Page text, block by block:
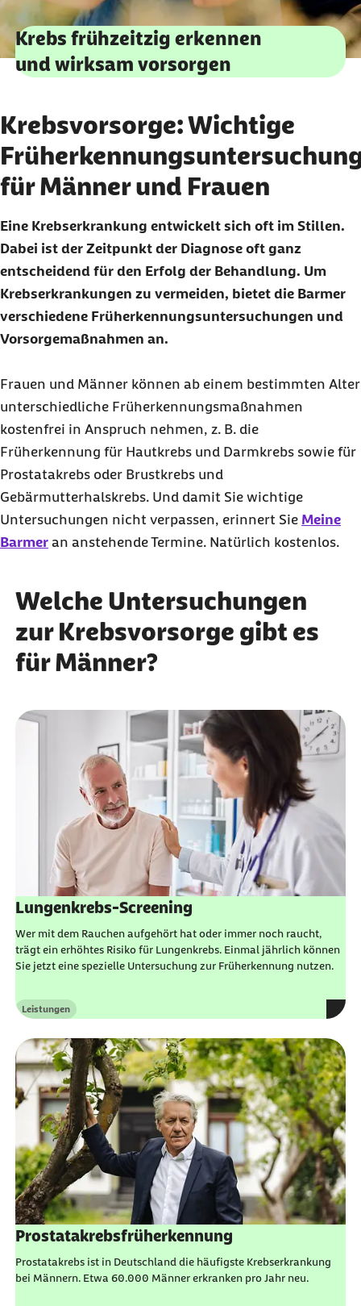
Krebs frühzeitzig erkennen
und wirksam vorsorgen
Krebsvorsorge: Wichtige
für Männer und Frauen
Eine Krebserkrankung entwickelt sich oft im Stillen.
Dabei ist der Zeitpunkt der Diagnose oft ganz
entscheidend für den Erfolg der Behandlung. Um
Krebserkrankungen zu vermeiden, bietet die Barmer
verschiedene Früherkennungsuntersuchungen und
Vorsorgemaßnahmen an.
Frauen und Männer können ab einem bestimmten Alter
unterschiedliche Früherkennungsmaßnahmen
kostenfrei in Anspruch nehmen, z. B. die
Früherkennung für Hautkrebs und Darmkrebs sowie für
Prostatakrebs oder Brustkrebs und
Gebärmutterhalskrebs. Und damit Sie wichtige
Untersuchungen nicht verpassen, erinnert Sie Meine
Barmer an anstehende Termine. Natürlich kostenlos.
Welche Untersuchungen
zur Krebsvorsorge gibt es
für Männer?
Lungenkrebs-Screening
Wer mit dem Rauchen aufgehört hat oder immer noch raucht,
trägt ein erhöhtes Risiko für Lungenkrebs. Einmal jährlich können
Sie jetzt eine spezielle Untersuchung zur Früherkennung nutzen.
Kategorie
Leistungen
Prostatakrebsfrüherkennung
Prostatakrebs ist in Deutschland die häufigste Krebserkrankung
bei Männern. Etwa 60.000 Männer erkranken pro Jahr neu.